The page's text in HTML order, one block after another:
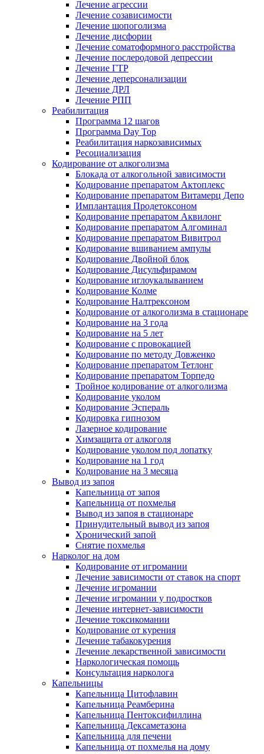
Лечение агрессии
Лечение созависимости
Лечение шопоголизма
Лечение дисфории
Лечение соматоформного расстройства
Лечение послеродовой депрессии
Лечение ГТР
Лечение деперсонализации
Лечение ДРЛ
Лечение РПП
Реабилитация
Программа 12 шагов
Программа Day Top
Реабилитация наркозависимых
Ресоциализация
Кодирование от алкоголизма
Блокада от алкогольной зависимости
Кодирование препаратом Актоплекс
Кодирование препаратом Витамерц Депо
Имплантация Продетоксоном
Кодирование препаратом Аквилонг
Кодирование препаратом Алгоминал
Кодирование препаратом Вивитрол
Кодирование вшиванием ампулы
Кодирование Двойной блок
Кодирование Дисульфирамом
Кодирование иглоукалыванием
Кодирование Колме
Кодирование Налтрексоном
Кодирование от алкоголизма в стационаре
Кодирование на 3 года
Кодирование на 5 лет
Кодирование с провокацией
Кодирование по методу Довженко
Кодирование препаратом Тетлонг
Кодирование препаратом Торпедо
Тройное кодирование от алкоголизма
Кодирование уколом
Кодирование Эспераль
Кодировка гипнозом
Лазерное кодирование
Химзащита от алкоголя
Кодирование уколом под лопатку
Кодирование на 1 год
Кодирование на 3 месяца
Вывод из запоя
Капельница от запоя
Капельница от похмелья
Вывод из запоя в стационаре
Принудительный вывод из запоя
Хронический запой
Снятие похмелья
Нарколог на дом
Кодирование от игромании
Лечение зависимости от ставок на спорт
Лечение игромании
Лечение игромании у подростков
Лечение интернет-зависимости
Лечение токсикомании
Кодирование от курения
Лечение табакокурения
Лечение лекарственной зависимости
Наркологическая помощь
Консультация нарколога
Капельницы
Капельница Цитофлавин
Капельница Реамберина
Капельница Пентоксифиллина
Капельница Дексаметазона
Капельница для печени
Капельница от похмелья на дому